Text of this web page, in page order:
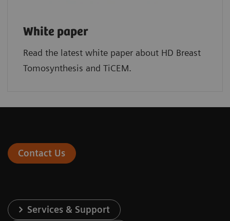
White paper
Read the latest white paper about HD Breast
Tomosynthesis and TiCEM.
Contact Us
Services & Support